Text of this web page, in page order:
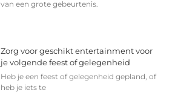
van een grote gebeurtenis.
Zorg voor geschikt entertainment voor
je volgende feest of gelegenheid
Heb je een feest of gelegenheid gepland, of
heb je iets te